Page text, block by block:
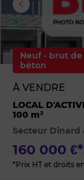
Neuf - brut de
béton
À VENDRE
LOCAL
100 m²
Secteur Dinard
160 000 €*
*Prix HT et droits